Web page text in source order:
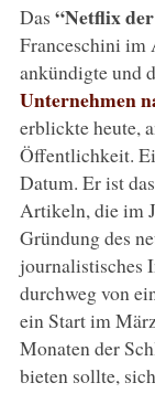
Das “Netflix
Franceschini im
ankündigte und
Unternehmen
erblickte heute,
Öffentlichkeit.
Datum. Er ist
Artikeln, die im
Gründung des
journalistisches
durchweg von
ein Start im
Monaten der
bieten sollte,